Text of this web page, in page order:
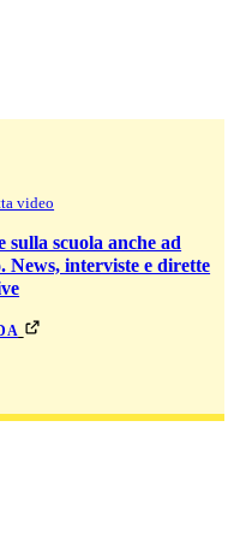
video
sulla scuola anche ad
News, interviste e dirette